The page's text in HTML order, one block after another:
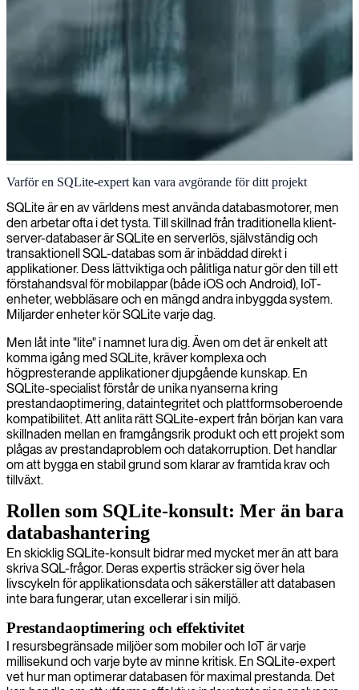
SQLite-databasutveckling
Vi erbjuder SQLite-utveckling och hjälper dig bygga lättviktiga,
serverlösa och självständiga databaser som är idealiska för inbyggda
system och mobilapplikationer där effektivitet och tillförlitlighet är
avgörande.
Varför en SQLite-expert kan vara avgörande för ditt projekt
SQLite är en av världens mest använda databasmotorer, men
den arbetar ofta i det tysta. Till skillnad från traditionella klient-
server-databaser är SQLite en serverlös, självständig och
transaktionell SQL-databas som är inbäddad direkt i
applikationer. Dess lättviktiga och pålitliga natur gör den till ett
förstahandsval för mobilappar (både iOS och Android), IoT-
enheter, webbläsare och en mängd andra inbyggda system.
Miljarder enheter kör SQLite varje dag.
Men låt inte "lite" i namnet lura dig. Även om det är enkelt att
komma igång med SQLite, kräver komplexa och
högpresterande applikationer djupgående kunskap. En
SQLite-specialist förstår de unika nyanserna kring
prestandaoptimering, dataintegritet och plattformsoberoende
kompatibilitet. Att anlita rätt SQLite-expert från början kan vara
skillnaden mellan en framgångsrik produkt och ett projekt som
plågas av prestandaproblem och datakorruption. Det handlar
om att bygga en stabil grund som klarar av framtida krav och
tillväxt.
Rollen som SQLite-konsult: Mer än bara
databashantering
En skicklig SQLite-konsult bidrar med mycket mer än att bara
skriva SQL-frågor. Deras expertis sträcker sig över hela
livscykeln för applikationsdata och säkerställer att databasen
inte bara fungerar, utan excellerar i sin miljö.
Prestandaoptimering och effektivitet
I resursbegränsade miljöer som mobiler och IoT är varje
millisekund och varje byte av minne kritisk. En SQLite-expert
vet hur man optimerar databasen för maximal prestanda. Det